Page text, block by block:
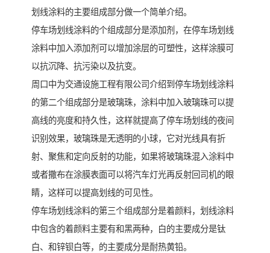
划线涂料的主要组成部分做一个简单介绍。
停车场划线涂料的个组成部分是添加剂，在停车场划线
涂料中加入添加剂可以增加涂层的可塑性，这样涂膜可
以抗沉降、抗污染以及抗变。
周口中为交通设施工程有限公司介绍到停车场划线涂料
的第二个组成部分是玻璃珠，涂料中加入玻璃珠可以提
高线的亮度和持久性，这样就提高了停车场划线的夜间
识别效果，玻璃珠是无透明的小球，它对光线具有折
射、聚焦和定向反射的功能，如果将玻璃珠混入涂料中
或者撒布在涂膜表面可以将汽车灯光再反射回司机的眼
睛，这样可以提高划线的可见性。
停车场划线涂料的第三个组成部分是着颜料，划线涂料
中包含的着颜料主要有和黑两种，白的主要成分是钛
白、和锌钡白等，的主要成分是耐热黄铅。